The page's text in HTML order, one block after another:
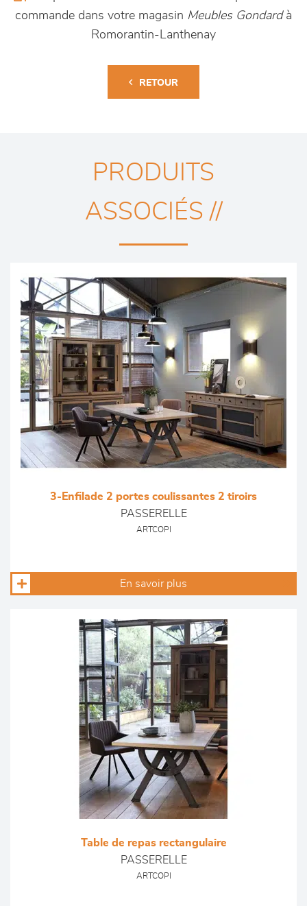
commande dans votre magasin Meubles Gondardà
Romorantin-Lanthenay
RETOUR
PRODUITS
ASSOCIÉS //
3-Enfilade 2 portes coulissantes 2 tiroirs
PASSERELLE
ARTCOPI
En savoir plus
Table de repas rectangulaire
PASSERELLE
ARTCOPI